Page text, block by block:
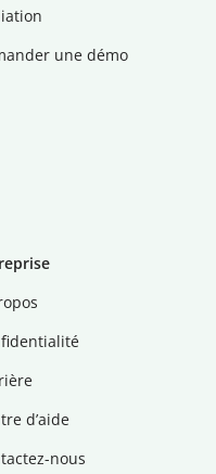
une démo
d’aide
nous